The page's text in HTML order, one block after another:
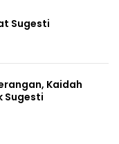
Sugesti
Kaidah
Sugesti